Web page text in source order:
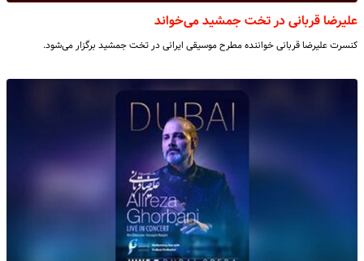
علیرضا قربانی در تخت جمشید می‌خواند
کنسرت علیرضا قربانی خواننده مطرح موسیقی ایرانی در تخت جمشید برگزار می‌شود.